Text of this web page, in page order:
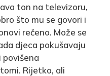
ton na televizoru,
što mu se govori i
rečeno. Može se
djeca pokušavaju
povišena
Rijetko, ali